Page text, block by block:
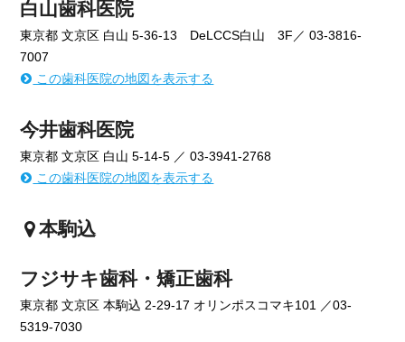
白山歯科医院
東京都 文京区 白山 5-36-13 DeLCCS白山 3F／ 03-3816-
7007
この歯科医院の地図を表示する
今井歯科医院
東京都 文京区 白山 5-14-5 ／ 03-3941-2768
この歯科医院の地図を表示する
本駒込
フジサキ歯科・矯正歯科
東京都 文京区 本駒込 2-29-17 オリンポスコマキ101 ／03-
5319-7030